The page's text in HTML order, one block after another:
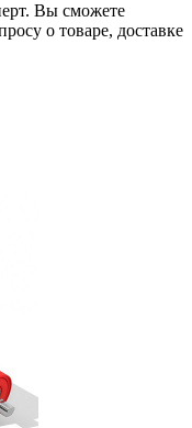
Вы сможете
о товаре, доставке